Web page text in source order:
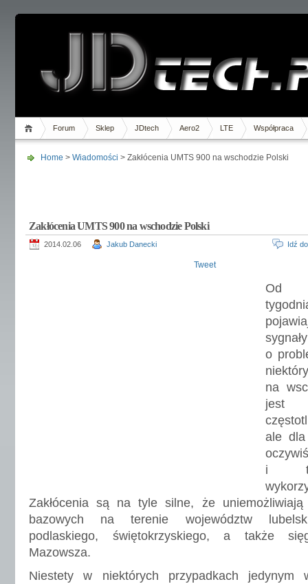
Forum Sklep JDtech Aero2 LTE Współpraca
Home > Wiadomości > Zakłócenia UMTS 900 na wschodzie Polski
Zakłócenia UMTS 900 na wschodzie Polski
2014.02.06 Jakub Danecki Idź
Tweet
Od
sygnały
o
na
jest
ale dla
i
Zakłócenia są na tyle silne, że
bazowych na terenie województw
podlaskiego, świętokrzyskiego, a także
Mazowsza.
Niestety w niektórych przypadkach jedynym